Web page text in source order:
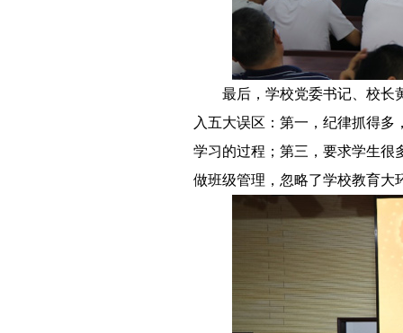
最后，学校党委书记、校长
入五大误区：第一，纪律抓得
学习的过程；第三，要求学生很
做班级管理，忽略了学校教育大